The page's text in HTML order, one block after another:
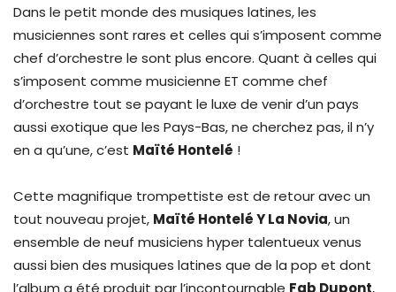
Dans le petit monde des musiques latines, les
musiciennes sont rares et celles qui s’imposent comme
chef d’orchestre le sont plus encore. Quant à celles qui
s’imposent comme musicienne ET comme chef
d’orchestre tout se payant le luxe de venir d’un pays
aussi exotique que les Pays-Bas, ne cherchez pas, il n’y
en a qu’une, c’est Maïté Hontelé !
Cette magnifique trompettiste est de retour avec un
tout nouveau projet, Maïté Hontelé Y La Novia, un
ensemble de neuf musiciens hyper talentueux venus
aussi bien des musiques latines que de la pop et dont
l’album a été produit par l’incontournable Fab Dupont,